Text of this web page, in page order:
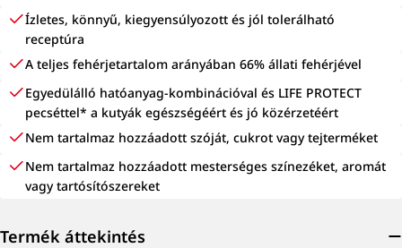
Ízletes, könnyű, kiegyensúlyozott és jól tolerálható
receptúra
A teljes fehérjetartalom arányában 66% állati fehérjével
Egyedülálló hatóanyag-kombinációval és LIFE PROTECT
pecséttel* a kutyák egészségéért és jó közérzetéért
Nem tartalmaz hozzáadott szóját, cukrot vagy tejterméket
Nem tartalmaz hozzáadott mesterséges színezéket, aromát
vagy tartósítószereket
Termék áttekintés